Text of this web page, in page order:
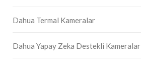
Dahua Termal Kameralar
Dahua Yapay Zeka Destekli Kameralar